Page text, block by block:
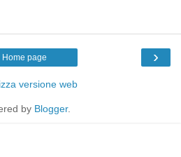
›
Home page
versione web
by Blogger.